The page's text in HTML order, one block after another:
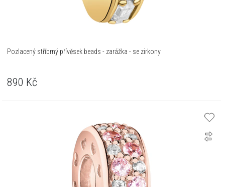
Pozlacený stříbrný přívěsek beads - zarážka - se zirkony
890 Kč